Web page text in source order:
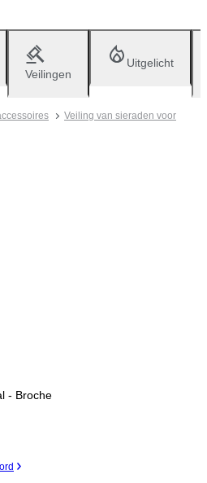
Veilingen
Uitgelicht
Veiling van sieraden voor
- Broche